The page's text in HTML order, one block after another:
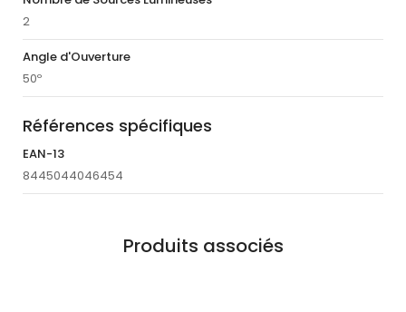
2
Angle d'Ouverture
50º
Références spécifiques
EAN-13
8445044046454
Produits associés